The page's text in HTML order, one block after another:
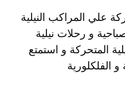
علي المراكب النيلية
و رحلات نيلية
المتحركة و استمتع
الفلكلورية